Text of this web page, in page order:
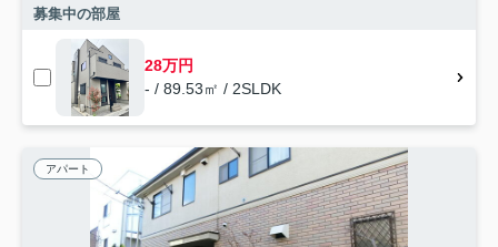
募集中の部屋
28万円
- / 89.53㎡ / 2SLDK
アパート